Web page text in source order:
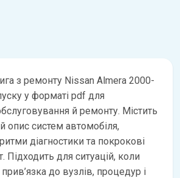
з ремонту Nissan Almera 2000-
у форматі pdf для
й ремонту. Містить
опис систем автомобіля,
діагностики та покрокові
Підходить для ситуацій, коли
прив’язка до вузлів, процедур і